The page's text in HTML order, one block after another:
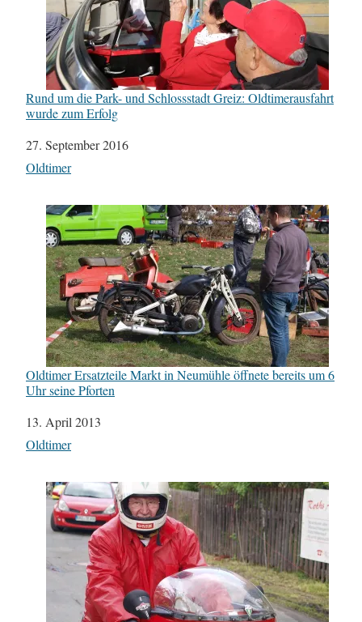
Rund um die Park- und Schlossstadt Greiz: Oldtimerausfahrt
wurde zum Erfolg
Datum
27. September 2016
In Bezug auf
Oldtimer
Oldtimer Ersatzteile Markt in Neumühle öffnete bereits um 6
Uhr seine Pforten
Datum
13. April 2013
In Bezug auf
Oldtimer